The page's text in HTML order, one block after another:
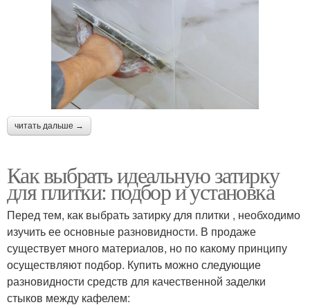
читать дальше →
Как выбрать идеальную затирку
для плитки: подбор и установка
Перед тем, как выбрать затирку для плитки , необходимо
изучить ее основные разновидности. В продаже
существует много материалов, но по какому принципу
осуществляют подбор. Купить можно следующие
разновидности средств для качественной заделки
стыков между кафелем: